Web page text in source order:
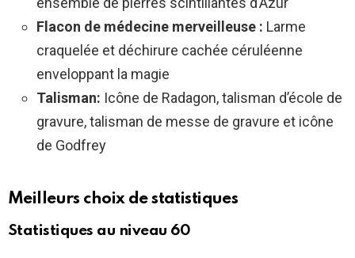
Flacon de médecine merveilleuse : Larme
craquelée et déchirure cachée céruléenne
enveloppant la magie
Talisman: Icône de Radagon, talisman d’école de
gravure, talisman de messe de gravure et icône
de Godfrey
Meilleurs choix de statistiques
Statistiques au niveau 60